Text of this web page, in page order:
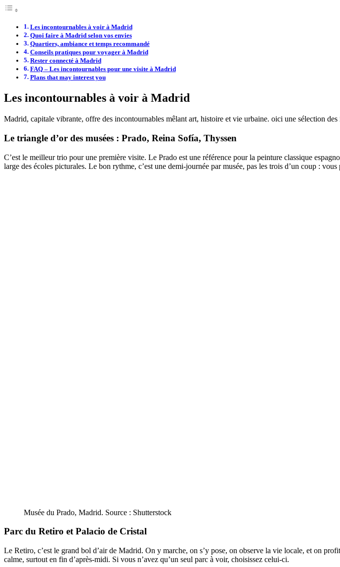
Les incontournables à voir à Madrid
Quoi faire à Madrid selon vos envies
Quartiers, ambiance et temps recommandé
Conseils pratiques pour voyager à Madrid
Rester connecté à Madrid
FAQ – Les incontournables pour une visite à Madrid
Plans that may interest you
Les incontournables à voir à Madrid
Madrid, capitale vibrante, offre des incontournables mêlant art, histoire et vie urbaine. oici une sélection
Le triangle d’or des musées : Prado, Reina Sofía, Thyssen
C’est le meilleur trio pour une première visite. Le Prado est une référence pour la peinture classique
large des écoles picturales. Le bon rythme, c’est une demi-journée par musée, pas les trois d’un coup :
Musée du Prado, Madrid. Source : Shutterstock
Parc du Retiro et Palacio de Cristal
Le Retiro, c’est le grand bol d’air de Madrid. On y marche, on s’y pose, on observe la vie locale, et on
calme, surtout en fin d’après-midi. Si vous n’avez qu’un seul parc à voir, choisissez celui-ci.